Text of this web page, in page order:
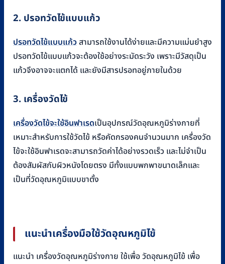
2. ปรอทวัดไข้แบบแก้ว
ปรอทวัดไข้แบบแก้วสามารถใช้งานได้ง่ายและมีความแม่นยำสูง
ปรอทวัดไข้แบบแก้วจะต้องใช้อย่างระมัดระวัง เพราะมีวัสดุเป็น
แก้วจึงอาจจะแตกได้ และยังมีสารปรอทอยู่ภายในด้วย
3. เครื่องวัดไข้
เครื่องวัดไข้จะใช้อินฟาเรดเป็นอุปกรณ์วัดอุณหภูมิร่างกายที่
เหมาะสำหรับการใช้วัดไข้ หรือคัดกรองคนจำนวนมาก เครื่องวัด
ไข้จะใช้อินฟาเรดจะสามารถวัดค่าได้อย่างรวดเร็ว และไม่จำเป็น
ต้องสัมผัสกับผิวหนังโดยตรง มีทั้งแบบพกพาขนาดเล็กและ
เป็นที่วัดอุณหภูมิแบบขาตั้ง
แนะนำเครื่องมือใช้วัดอุณหภูมิไข้
แนะนำ เครื่องวัดอุณหภูมิร่างกาย ใช้เพื่อ วัดอุณหภูมิไข้ เพื่อ